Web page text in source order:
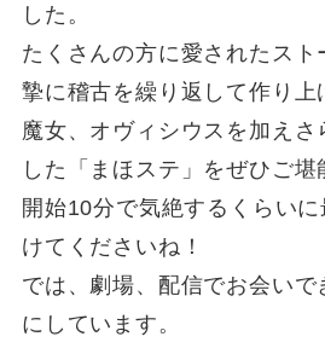
した。
たくさんの方に愛されたス
摯に稽古を繰り返して作り上
魔女、オヴィシウスを加え
した「まほステ」をぜひご堪
開始10分で気絶するくらい
けてくださいね！
では、劇場、配信でお会いで
にしています。